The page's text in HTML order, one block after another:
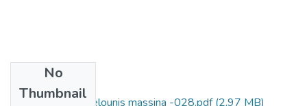
No
Thumbnail
Ibaouni sahar + Belounis massina -028.pdf(2.97 MB)